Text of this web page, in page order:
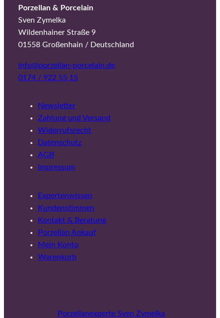
Porzellan & Porcelain
Sven Zymelka
Wildenhainer Straße 9
01558 Großenhain / Deutschland
info@porzellan-porcelain.de
0174 / 922 55 15
Newsletter
Zahlung und Versand
Widerrufsrecht
Datenschutz
AGB
Impressum
Expertenwissen
Kundenstimmen
Kontakt & Beratung
Porzellan Ankauf
Mein Konto
Warenkorb
Porzellanexperte Sven Zymelka